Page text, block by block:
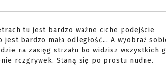
tu jest bardzo ważne ciche podejście
bardzo mała odległość... A wyobraź
na zasięg strzału bo widzisz wszystkich
rozgrywek. Staną się po prostu nudne.